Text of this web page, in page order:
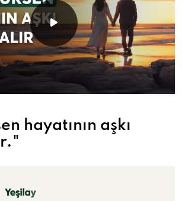
hayatının aşkı